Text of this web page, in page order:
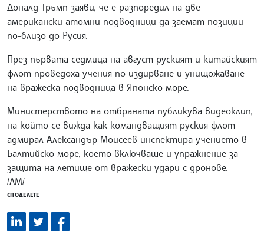
Доналд Тръмп заяви, че е разпоредил на две
американски атомни подводници да заемат позиции
по-близо до Русия.
През първата седмица на август руският и китайският
флот проведоха учения по издирване и унищожаване
на вражеска подводница в Японско море.
Министерството на отбраната публикува видеоклип,
на който се вижда как командващият руския флот
адмирал Александър Моисеев инспектира учението в
Балтийско море, което включваше и упражнение за
защита на летище от вражески удари с дронове.
/ЛМ/
СПОДЕЛЕТЕ